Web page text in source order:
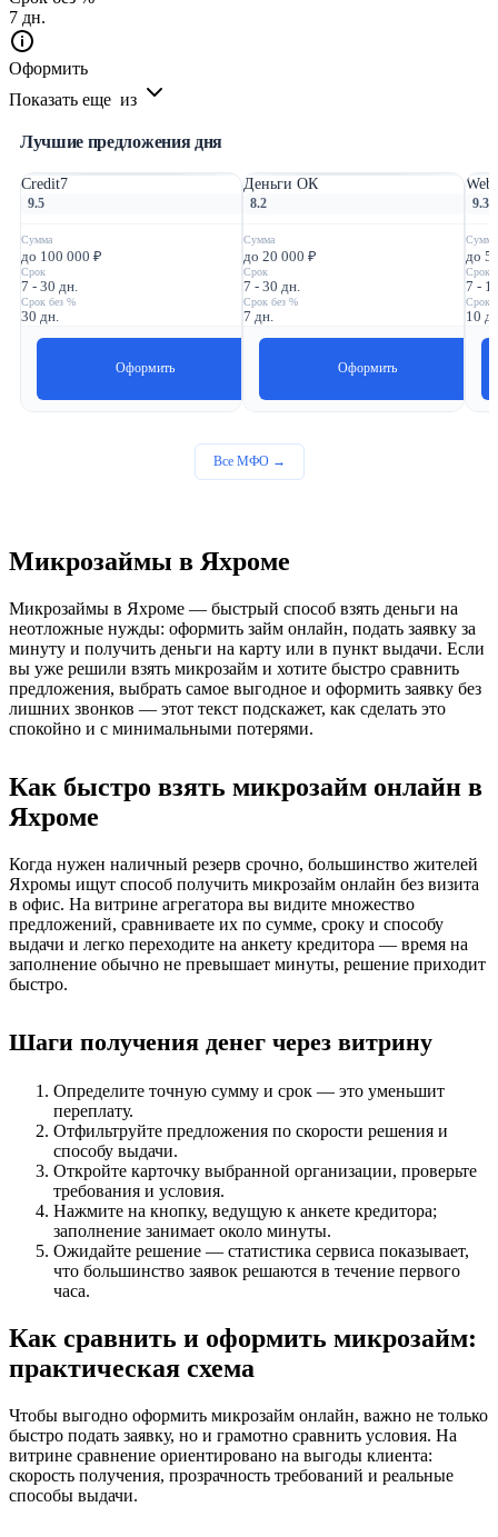
7 дн.
Оформить
Показать еще из
Лучшие предложения дня
Credit7
9.5
Сумма
до 100 000 ₽
Срок
7 - 30 дн.
Срок без %
30 дн.
Оформить
Деньги ОК
8.2
Сумма
до 20 000 ₽
Срок
7 - 30 дн.
Срок без %
7 дн.
Оформить
9.3
Сумма
до 5
Срок
7 -
Срок
10
Все МФО →
Микрозаймы в Яхроме
Микрозаймы в Яхроме — быстрый способ взять деньги на
неотложные нужды: оформить займ онлайн, подать заявку за
минуту и получить деньги на карту или в пункт выдачи. Если
вы уже решили взять микрозайм и хотите быстро сравнить
предложения, выбрать самое выгодное и оформить заявку без
лишних звонков — этот текст подскажет, как сделать это
спокойно и с минимальными потерями.
Как быстро взять микрозайм онлайн в
Яхроме
Когда нужен наличный резерв срочно, большинство жителей
Яхромы ищут способ получить микрозайм онлайн без визита
в офис. На витрине агрегатора вы видите множество
предложений, сравниваете их по сумме, сроку и способу
выдачи и легко переходите на анкету кредитора — время на
заполнение обычно не превышает минуты, решение приходит
быстро.
Шаги получения денег через витрину
Определите точную сумму и срок — это уменьшит
переплату.
Отфильтруйте предложения по скорости решения и
способу выдачи.
Откройте карточку выбранной организации, проверьте
требования и условия.
Нажмите на кнопку, ведущую к анкете кредитора;
заполнение занимает около минуты.
Ожидайте решение — статистика сервиса показывает,
что большинство заявок решаются в течение первого
часа.
Как сравнить и оформить микрозайм:
практическая схема
Чтобы выгодно оформить микрозайм онлайн, важно не только
быстро подать заявку, но и грамотно сравнить условия. На
витрине сравнение ориентировано на выгоды клиента:
скорость получения, прозрачность требований и реальные
способы выдачи.